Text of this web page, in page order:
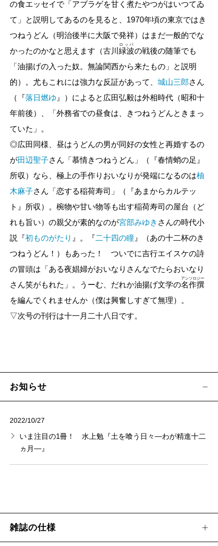
茂木健一郎／「ドーパミンの沼」から「人間」を
取り戻す
田中優介『その対応では会社が傾く―プロが教え
る危機管理教室―』（新潮新書）
田中優介／大企業も著名人も失敗する危機対応
三宅香帆／物語のふちでおしゃべり 第8回
三枝昂之・小澤 實／掌のうた
崎山蒼志／ふと、新世界と繋がって 第2回
［とんぼの本］編集室だより
【新連載】
橋本 直（銀シャリ）／細かいところが気になりす
ぎて
近藤ようこ 原作・梨木香歩／家守綺譚 第2回
エリイ（Chim↑Pom from Smappa!Group）／生時
記 第3回
二宮敦人／ぼくらは人間修行中 第24回
伊与原 新／翠雨の人 第11回
川本三郎／荷風の昭和 第54回
編輯後記 いま話題の本 新刊案内 編集長から
の食エッセイで「アブラゲを甘く煮たやつがはいつてゐ
て」と説明してあるのを見ると、1970年頃の東京ではき
つねうどん（明治後半に大阪で発祥）はまだ一般的でな
かったのかなと思えます（古川 緑波
ロッパ
の戦後の随筆でも
「油揚げの入った奴。無論関西から来たもの」と説明
的）。尤もこれには強力な反証があって、 城山三郎さん
（『落日燃ゆ 』）によると広田弘毅は外相時代（昭和十
年前後）、「外務省での昼食は、きつねうどんときまっ
ていた」。
◎広田同様、昼はうどんの男が同好の女性と再婚するの
が田辺聖子さん「慕情きつねうどん」（『春情蛸の足』
所収）なら、極上の手作りおいなりが発端になるのは柚
木麻子さん「恋する稲荷寿司」（『あまからカルテッ
ト』所収）。椀物や甘い物等も出す稲荷寿司の屋台（ど
れも旨い）の親父が素的なのが宮部みゆき さんの時代小
説『初ものがたり 』。『二十四の瞳 』（あの十二杯のき
つねうどん！）もあった！ ついでに吉行エイスケの詩
の冒頭は「ある夜娼婦がおいなりさんなでたらおいなり
さん笑がもれた」。うーむ、だれか油揚げ文学の名作撰
アンソロジー
を編んでくれませんか（僕は興奮しすぎて無理）。
▽次号の刊行は十一月二十八日です。
お知らせ
2022/10/27
いま注目の1冊！ 水上勉『土を喰う日々―わが精進十二
ヵ月―』
雑誌の仕様